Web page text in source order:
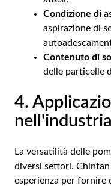
Condizione di
aspirazione di
Contenuto di
delle particelle
4.
La versatilità delle
diversi settori.
esperienza per fornire